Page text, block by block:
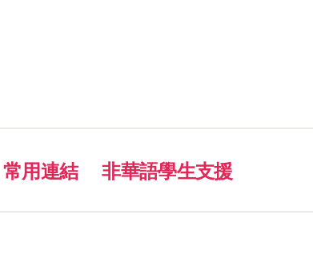
常用連結 非華語學生支援